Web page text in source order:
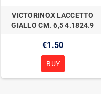
VICTORINOX LACCETTO
GIALLO CM. 6,5 4.1824.9
€1.50
BUY